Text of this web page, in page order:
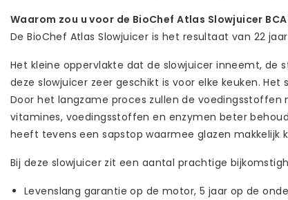
Waarom zou u voor de BioChef Atlas Slowjuicer
De BioChef Atlas Slowjuicer is het resultaat van 22
Het kleine oppervlakte dat de slowjuicer inneemt,
deze slowjuicer zeer geschikt is voor elke keuken.
Door het langzame proces zullen de voedingsstoffen
vitamines, voedingsstoffen en enzymen beter
heeft tevens een sapstop waarmee glazen makkelijk
Bij deze slowjuicer zit een aantal prachtige
Levenslang garantie op de motor, 5 jaar op de